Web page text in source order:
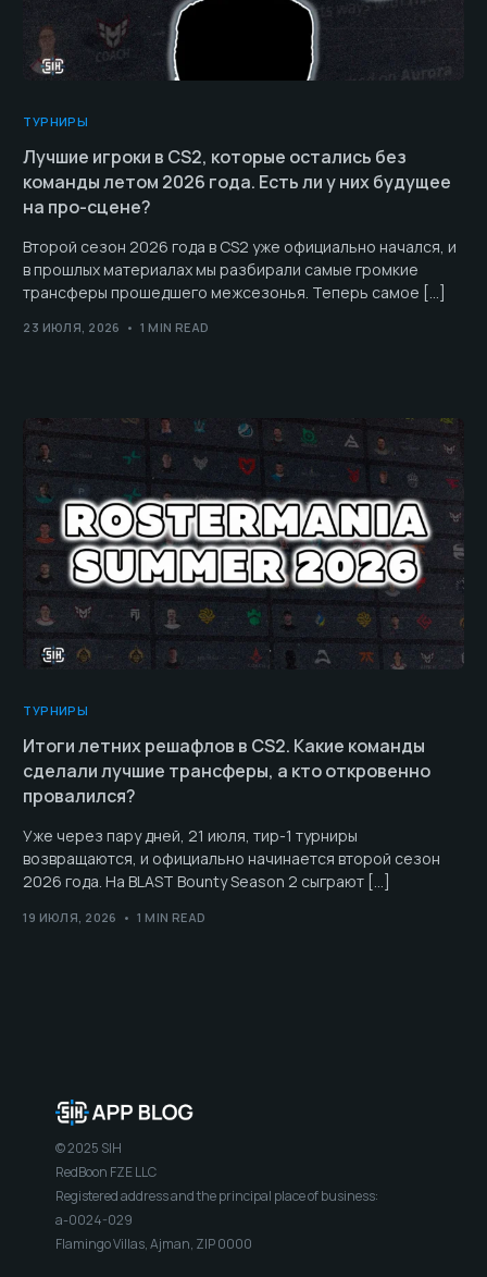
ТУРНИРЫ
Лучшие игроки в CS2, которые остались без
команды летом 2026 года. Есть ли у них будущее
на про-сцене?
Второй сезон 2026 года в CS2 уже официально начался, и
в прошлых материалах мы разбирали самые громкие
трансферы прошедшего межсезонья. Теперь самое […]
23 ИЮЛЯ, 2026 1 MIN READ
ТУРНИРЫ
Итоги летних решафлов в CS2. Какие команды
сделали лучшие трансферы, а кто откровенно
провалился?
Уже через пару дней, 21 июля, тир-1 турниры
возвращаются, и официально начинается второй сезон
2026 года. На BLAST Bounty Season 2 сыграют […]
19 ИЮЛЯ, 2026 1 MIN READ
© 2025 SIH
RedBoon FZE LLC
Registered address and the principal place of business:
a-0024-029
Flamingo Villas, Ajman, ZIP 0000